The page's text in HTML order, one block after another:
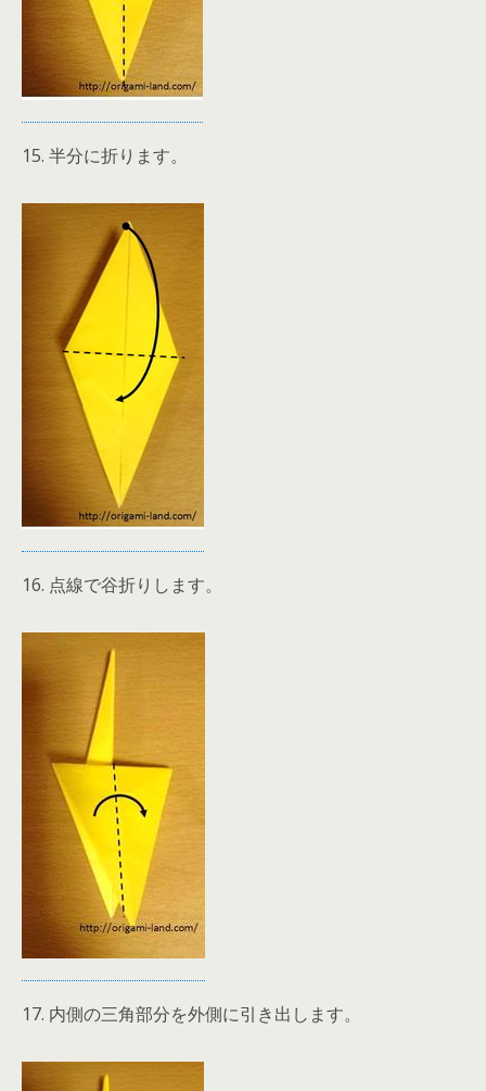
15. 半分に折ります。
16. 点線で谷折りします。
17. 内側の三角部分を外側に引き出します。